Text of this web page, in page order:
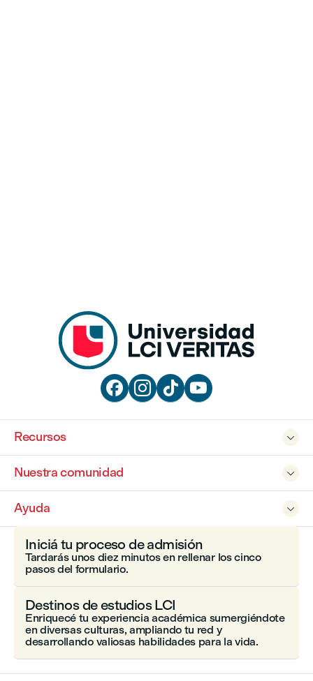
   

Recursos

Nuestra comunidad

Ayuda
Iniciá tu proceso de admisión
Tardarás unos diez minutos en rellenar los cinco
pasos del formulario.
Destinos de estudios LCI
Enriquecé tu experiencia académica sumergiéndote
en diversas culturas, ampliando tu red y
desarrollando valiosas habilidades para la vida.